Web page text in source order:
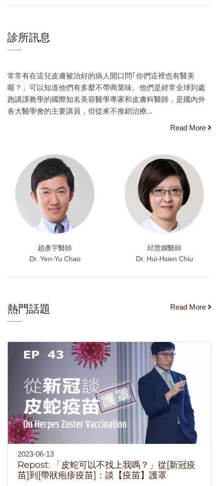
診所訊息
常常有在這兒皮膚被治好的病人開口問｢你們這裡也有醫美
喔？」可以知道他們有多麼不帶商業味。他們是經常全球到處
跑講課教學的國際知名美容醫學專家和皮膚科醫師，是國內外
各大醫學會的主要講員，但從來不推銷治療...
Read More
趙彥宇醫師
Dr. Yen-Yu Chao
邱慧嫻醫師
Dr. Hui-Hsien Chiu
熱門話題 Read More
2023-06-13
Repost: 「皮蛇可以不找上我嗎？」從[新冠疫
苗]到[帶狀疱疹疫苗]：談【疫苗】護罩